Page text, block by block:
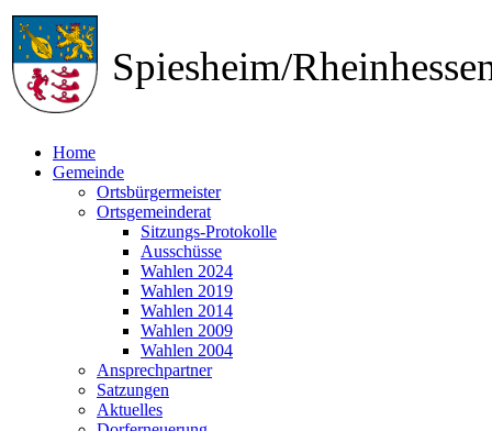
Spiesheim/
Home
Gemeinde
Ortsbürgermeister
Ortsgemeinderat
Sitzungs-Protokolle
Ausschüsse
Wahlen 2024
Wahlen 2019
Wahlen 2014
Wahlen 2009
Wahlen 2004
Ansprechpartner
Satzungen
Aktuelles